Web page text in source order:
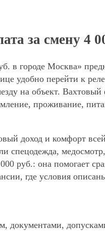
за смену 4
в городе Москва»
удобно перейти к
на объект.
проживание,
доход и комфорт
спецодежда,
руб.: она помогает
где условия
документами,